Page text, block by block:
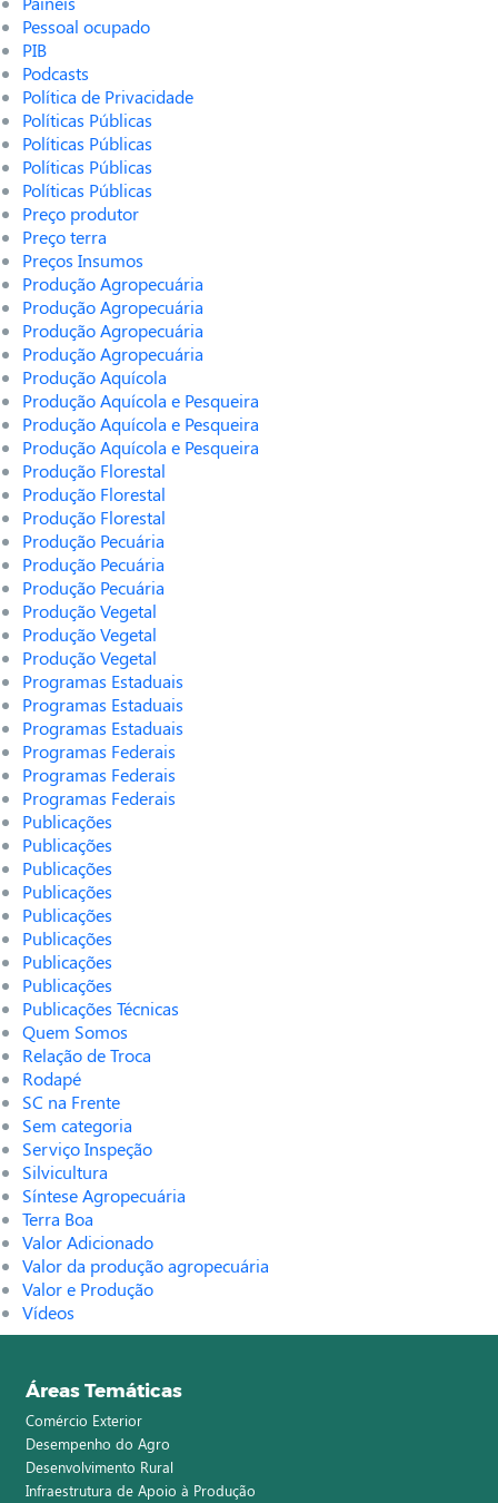
Pessoal ocupado
PIB
Podcasts
Política de Privacidade
Políticas Públicas
Políticas Públicas
Políticas Públicas
Políticas Públicas
Preço produtor
Preço terra
Preços Insumos
Produção Agropecuária
Produção Agropecuária
Produção Agropecuária
Produção Agropecuária
Produção Aquícola
Produção Aquícola e Pesqueira
Produção Aquícola e Pesqueira
Produção Aquícola e Pesqueira
Produção Florestal
Produção Florestal
Produção Florestal
Produção Pecuária
Produção Pecuária
Produção Pecuária
Produção Vegetal
Produção Vegetal
Produção Vegetal
Programas Estaduais
Programas Estaduais
Programas Estaduais
Programas Federais
Programas Federais
Programas Federais
Publicações
Publicações
Publicações
Publicações
Publicações
Publicações
Publicações
Publicações
Publicações Técnicas
Quem Somos
Relação de Troca
Rodapé
SC na Frente
Sem categoria
Serviço Inspeção
Silvicultura
Síntese Agropecuária
Terra Boa
Valor Adicionado
Valor da produção agropecuária
Valor e Produção
Vídeos
Áreas Temáticas
Comércio Exterior
Desempenho do Agro
Desenvolvimento Rural
Infraestrutura de Apoio à Produção